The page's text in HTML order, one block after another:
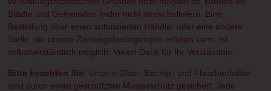
Städte und Gemeinden leider nicht direkt beliefern. Eine
Bestellung über einen autorisierten Händler oder eine andere
Stelle, die unsere Zahlungsbedingungen erfüllen kann, ist
selbstverständlich möglich. Vielen Dank für Ihr Verständnis.
Bitte beachten Sie: Unsere Glas-, Becher- und Flaschenhalter
sind durch einen geschützten Musterschutz gesichert. Jede